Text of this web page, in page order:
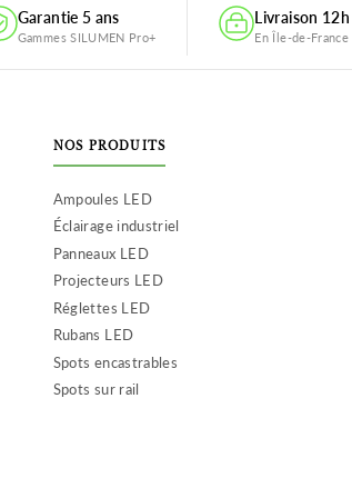
Garantie 5 ans
Gammes SILUMEN Pro+
Livraison 12h
En Île-de-France
NOS PRODUITS
Ampoules LED
Éclairage industriel
Panneaux LED
Projecteurs LED
Réglettes LED
Rubans LED
Spots encastrables
Spots sur rail